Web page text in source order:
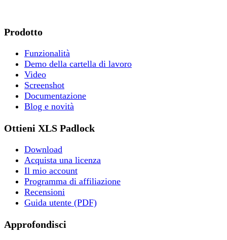
Prodotto
Funzionalità
Demo della cartella di lavoro
Video
Screenshot
Documentazione
Blog e novità
Ottieni XLS Padlock
Download
Acquista una licenza
Il mio account
Programma di affiliazione
Recensioni
Guida utente (PDF)
Approfondisci